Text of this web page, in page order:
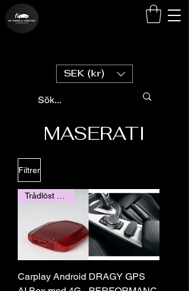
SEK (kr)
MASERATI
Filtrer
Carplay Android DRAGY GPS